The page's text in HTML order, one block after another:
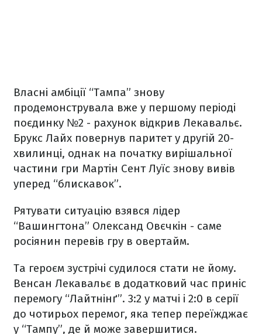
Власні амбіції “Тампа” знову
продемонструвала вже у першому періоді
поєдинку №2 - рахунок відкрив Лекавальє.
Брукс Лайх повернув паритет у другій 20-
хвилинці, однак на початку вирішальної
частини гри Мартін Сент Луїс знову вивів
уперед “блискавок”.
Рятувати ситуацію взявся лідер
“Вашингтона” Олександ Овєчкін - саме
росіянин перевів гру в овертайм.
Та героєм зустрічі судилося стати не йому.
Венсан Лекавальє в додатковий час приніс
перемогу “Лайтнінґ”. 3:2 у матчі і 2:0 в серії
до чотирьох перемог, яка тепер переїжджає
у “Тампу”, де й може завершитися.